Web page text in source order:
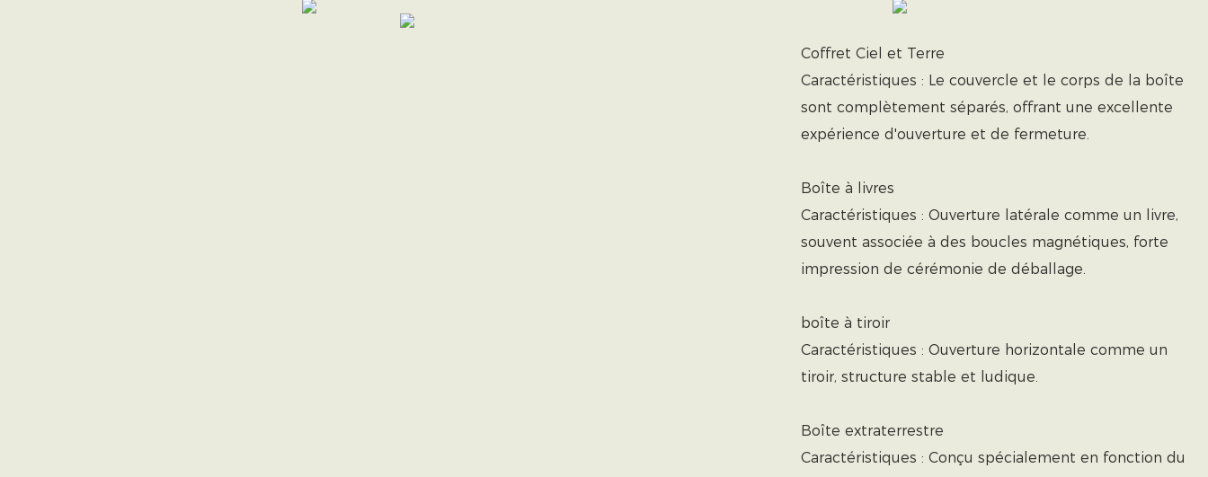
Coffret Ciel et Terre
Caractéristiques : Le couvercle et le corps de la boîte
sont complètement séparés, offrant une excellente
expérience d'ouverture et de fermeture.
Boîte à livres
Caractéristiques : Ouverture latérale comme un livre,
souvent associée à des boucles magnétiques, forte
impression de cérémonie de déballage.
boîte à tiroir
Caractéristiques : Ouverture horizontale comme un
tiroir, structure stable et ludique.
Boîte extraterrestre
Caractéristiques : Conçu spécialement en fonction du